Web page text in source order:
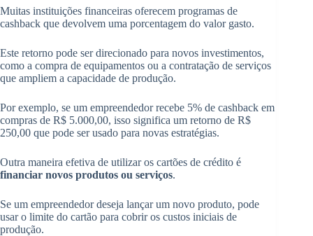
Muitas instituições financeiras oferecem programas de
cashback que devolvem uma porcentagem do valor gasto.
Este retorno pode ser direcionado para novos investimentos,
como a compra de equipamentos ou a contratação de serviços
que ampliem a capacidade de produção.
Por exemplo, se um empreendedor recebe 5% de cashback em
compras de R$ 5.000,00, isso significa um retorno de R$
250,00 que pode ser usado para novas estratégias.
Outra maneira efetiva de utilizar os cartões de crédito é
financiar novos produtos ou serviços.
Se um empreendedor deseja lançar um novo produto, pode
usar o limite do cartão para cobrir os custos iniciais de
produção.